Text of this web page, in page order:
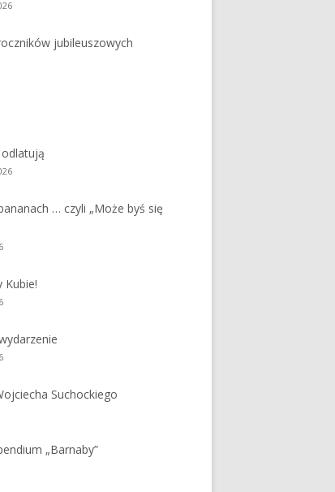
jubileuszowych
… czyli „Może byś się
Kubie!
Suchockiego
„Barnaby”